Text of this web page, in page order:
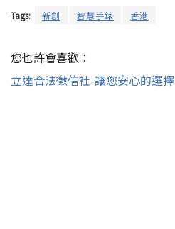
Tags: 新創 智慧手錶 香港
您也許會喜歡：
立達合法徵信社-讓您安心的選擇